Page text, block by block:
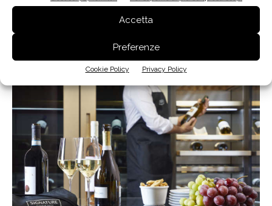
Accetta
Preferenze
Cookie Policy Privacy Policy
di 80 euro), si svolgono il venerdì ogni due settimane,
dalle 18 alle 20, nella Food Academy dello showroom di
Signature Kitchen Suite di Milano.